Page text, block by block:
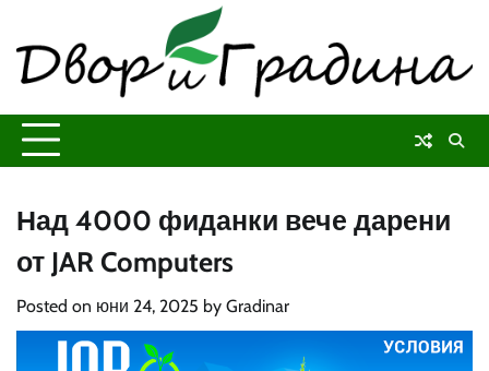
content
Над 4000 фиданки вече дарени
от JAR Computers
Posted on юни 24, 2025 by Gradinar